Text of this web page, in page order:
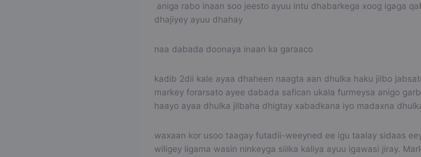
aniga rabo inaan soo jeesto ayuu intu dhabarkega xoog igaga
dhajiyey ayuu dhahay
naa dabada doonaya inaan ka garaaco
kadib 2dii kale ayaa dhaheen naagta aan dhulka haku jilbo
markey forarsato ayee dabada safican ukala furmeysa anigo
haayo ayaa dhulka jilbaha dhigtay xabadkana iyo madaxna
waxaan kor usoo taagay futadii-weeyned ee igu taalay sidaas
wiligey ligama wasin ninkeyga siilka kaliya ayuu igawasi jiray.